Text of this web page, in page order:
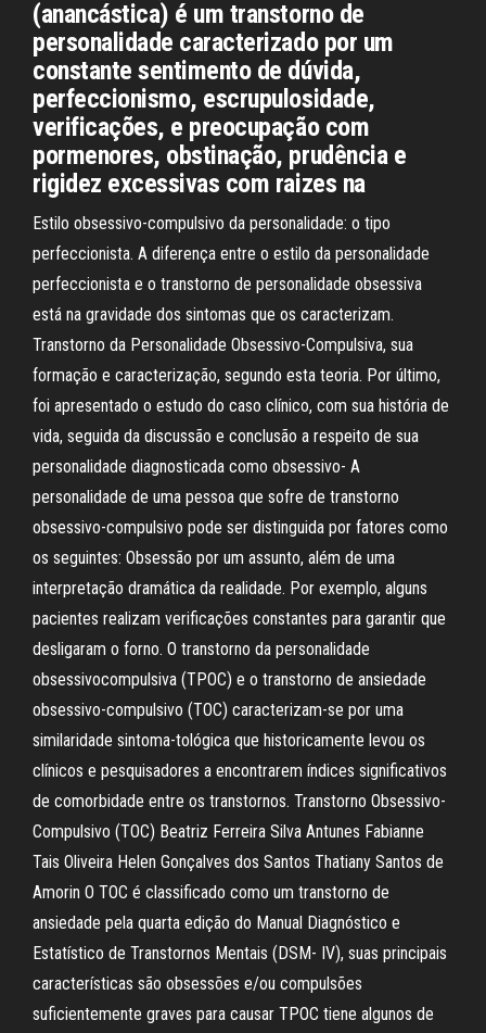
(anancástica) é um transtorno de
personalidade caracterizado por um
constante sentimento de dúvida,
perfeccionismo, escrupulosidade,
verificações, e preocupação com
pormenores, obstinação, prudência e
rigidez excessivas com raizes na
Estilo obsessivo-compulsivo da personalidade: o tipo
perfeccionista. A diferença entre o estilo da personalidade
perfeccionista e o transtorno de personalidade obsessiva
está na gravidade dos sintomas que os caracterizam.
Transtorno da Personalidade Obsessivo-Compulsiva, sua
formação e caracterização, segundo esta teoria. Por último,
foi apresentado o estudo do caso clínico, com sua história de
vida, seguida da discussão e conclusão a respeito de sua
personalidade diagnosticada como obsessivo- A
personalidade de uma pessoa que sofre de transtorno
obsessivo-compulsivo pode ser distinguida por fatores como
os seguintes: Obsessão por um assunto, além de uma
interpretação dramática da realidade. Por exemplo, alguns
pacientes realizam verificações constantes para garantir que
desligaram o forno. O transtorno da personalidade
obsessivocompulsiva (TPOC) e o transtorno de ansiedade
obsessivo-compulsivo (TOC) caracterizam-se por uma
similaridade sintoma-tológica que historicamente levou os
clínicos e pesquisadores a encontrarem índices significativos
de comorbidade entre os transtornos. Transtorno Obsessivo-
Compulsivo (TOC) Beatriz Ferreira Silva Antunes Fabianne
Tais Oliveira Helen Gonçalves dos Santos Thatiany Santos de
Amorin O TOC é classificado como um transtorno de
ansiedade pela quarta edição do Manual Diagnóstico e
Estatístico de Transtornos Mentais (DSM- IV), suas principais
características são obsessões e/ou compulsões
suficientemente graves para causar TPOC tiene algunos de